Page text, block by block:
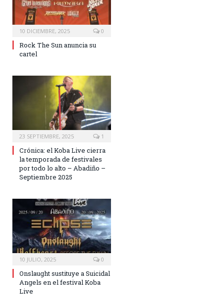
10 DICIEMBRE, 2025 0
Rock The Sun anuncia su
cartel
23 SEPTIEMBRE, 2025 1
Crónica: el Koba Live cierra
la temporada de festivales
por todo lo alto – Abadiño –
Septiembre 2025
10 JULIO, 2025 0
Onslaught sustituye a Suicidal
Angels en el festival Koba
Live